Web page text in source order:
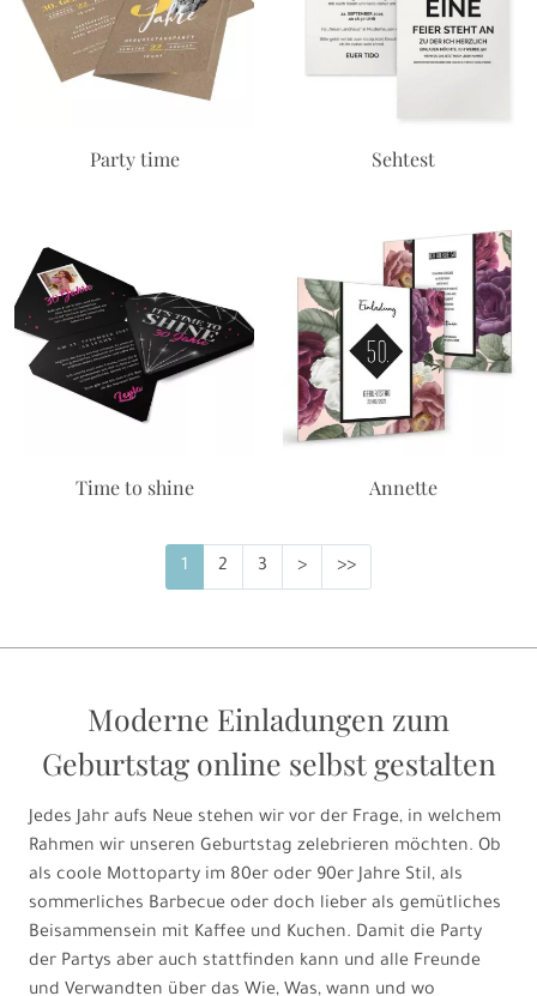
Party time Sehtest
Time to shine Annette
1 2 3 > >>
Moderne Einladungen zum
Geburtstag online selbst gestalten
Jedes Jahr aufs Neue stehen wir vor der Frage, in welchem
Rahmen wir unseren Geburtstag zelebrieren möchten. Ob
als coole Mottoparty im 80er oder 90er Jahre Stil, als
sommerliches Barbecue oder doch lieber als gemütliches
Beisammensein mit Kaffee und Kuchen. Damit die Party
der Partys aber auch stattfinden kann und alle Freunde
und Verwandten über das Wie, Was, wann und wo